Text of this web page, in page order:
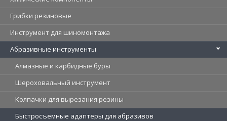
Грибки резиновые
Инструмент для шиномонтажа
Абразивные инструменты
Алмазные и карбидные буры
Шероховальный инструмент
Колпачки для вырезания резины
Быстросъемные адаптеры для абразивов